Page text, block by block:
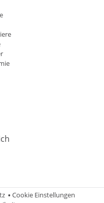
Cookie Einstellungen